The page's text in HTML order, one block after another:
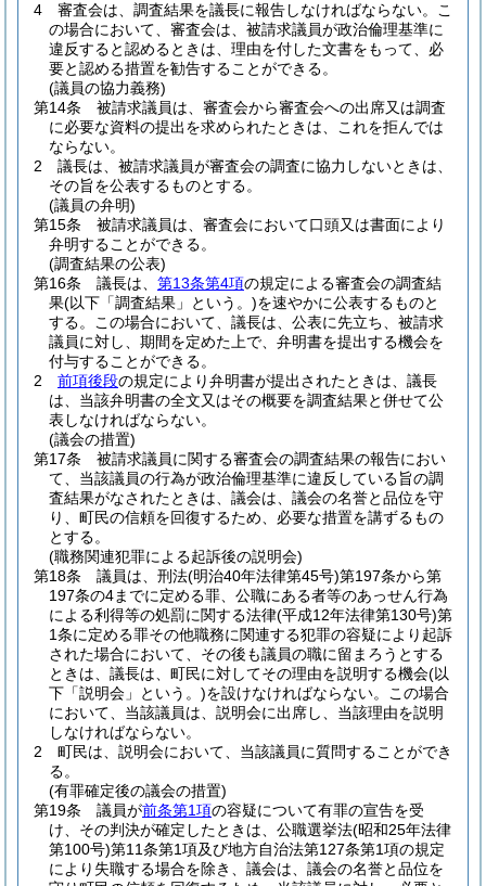
4
審査会は、調査結果を議長に報告しなければならない。
こ
の場合において、審査会は、被請求議員が政治倫理基準に
違反すると認めるときは、理由を付した文書をもって、必
要と認める措置を勧告することができる。
(議員の協力義務)
第14条
被請求議員は、審査会から審査会への出席又は調査
に必要な資料の提出を求められたときは、これを拒んでは
ならない。
2
議長は、被請求議員が審査会の調査に協力しないときは、
その旨を公表するものとする。
(議員の弁明)
第15条
被請求議員は、審査会において口頭又は書面により
弁明することができる。
(調査結果の公表)
第16条
議長は、 第13条第4項の規定による審査会の調査結
果(以下「調査結果」という。)を速やかに公表するものと
する。
この場合において、議長は、公表に先立ち、被請求
議員に対し、期間を定めた上で、弁明書を提出する機会を
付与することができる。
2
前項後段の規定により弁明書が提出されたときは、議長
は、当該弁明書の全文又はその概要を調査結果と併せて公
表しなければならない。
(議会の措置)
第17条
被請求議員に関する審査会の調査結果の報告におい
て、当該議員の行為が政治倫理基準に違反している旨の調
査結果がなされたときは、議会は、議会の名誉と品位を守
り、町民の信頼を回復するため、必要な措置を講ずるもの
とする。
(職務関連犯罪による起訴後の説明会)
第18条
議員は、刑法(明治40年法律第45号)第197条から第
197条の4までに定める罪、公職にある者等のあっせん行為
による利得等の処罰に関する法律(平成12年法律第130号)第
1条に定める罪その他職務に関連する犯罪の容疑により起訴
された場合において、その後も議員の職に留まろうとする
ときは、議長は、町民に対してその理由を説明する機会(以
下「説明会」という。)を設けなければならない。
この場合
において、当該議員は、説明会に出席し、当該理由を説明
しなければならない。
2
町民は、説明会において、当該議員に質問することができ
る。
(有罪確定後の議会の措置)
第19条
議員が前条第1項の容疑について有罪の宣告を受
け、その判決が確定したときは、公職選挙法(昭和25年法律
第100号)第11条第1項及び地方自治法第127条第1項の規定
により失職する場合を除き、議会は、議会の名誉と品位を